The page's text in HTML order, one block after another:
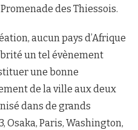
des Thiessois.
aucun pays d’Afrique
un tel évènement
une bonne
de la ville aux deux
dans de grands
Osaka, Paris, Washington,